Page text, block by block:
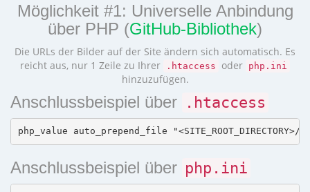
Möglichkeit #1: Universelle Anbindung
über PHP (GitHub-Bibliothek)
Die URLs der Bilder auf der Site ändern sich automatisch. Es
reicht aus, nur 1 Zeile zu Ihrer
.htaccess oder php.ini
hinzuzufügen.
Anschlussbeispiel über .htaccess
Anschlussbeispiel über php.ini